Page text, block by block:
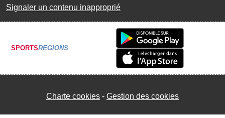
Signaler un contenu inapproprié
SPORTSREGIONS
Charte cookies Gestion des cookies